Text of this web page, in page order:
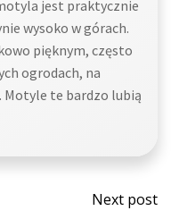
jest praktycznie
wysoko w górach.
pięknym, często
ogrodach, na
Motyle te bardzo lubią
Post
Next post